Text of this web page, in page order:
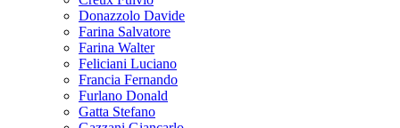
Donazzolo Davide
Farina Salvatore
Farina Walter
Feliciani Luciano
Francia Fernando
Furlano Donald
Gatta Stefano